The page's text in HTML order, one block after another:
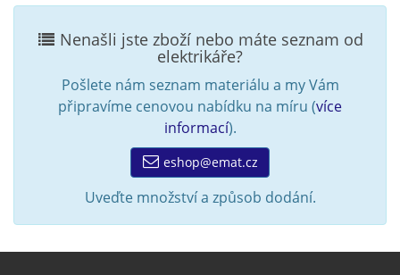
Nenašli jste zboží nebo máte seznam od
elektrikáře?
Pošlete nám seznam materiálu a my Vám
připravíme cenovou nabídku na míru (více
informací).
eshop@emat.cz
Uveďte množství a způsob dodání.